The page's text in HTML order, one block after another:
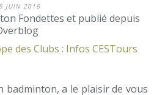
JUIN 2016
Fondettes et publié depuis
badminton, a le plaisir de vous